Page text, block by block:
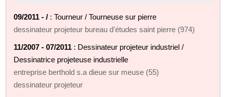
09/2011 - / : Tourneur / Tourneuse sur pierre
dessinateur projeteur bureau d'études saint pierre (974)
11/2007 - 07/2011 : Dessinateur projeteur industriel /
Dessinatrice projeteuse industrielle
entreprise berthold s.a dieue sur meuse (55)
dessinateur projeteur